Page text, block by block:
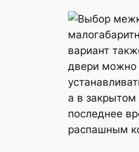
вариант
двери можно
а в
последнее
распашным